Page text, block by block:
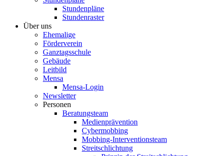
Stundenpläne
Stundenraster
Über uns
Ehemalige
Förderverein
Ganztagsschule
Gebäude
Leitbild
Mensa
Mensa-Login
Newsletter
Personen
Beratungsteam
Medienprävention
Cybermobbing
Mobbing-Interventionsteam
Streitschlichtung